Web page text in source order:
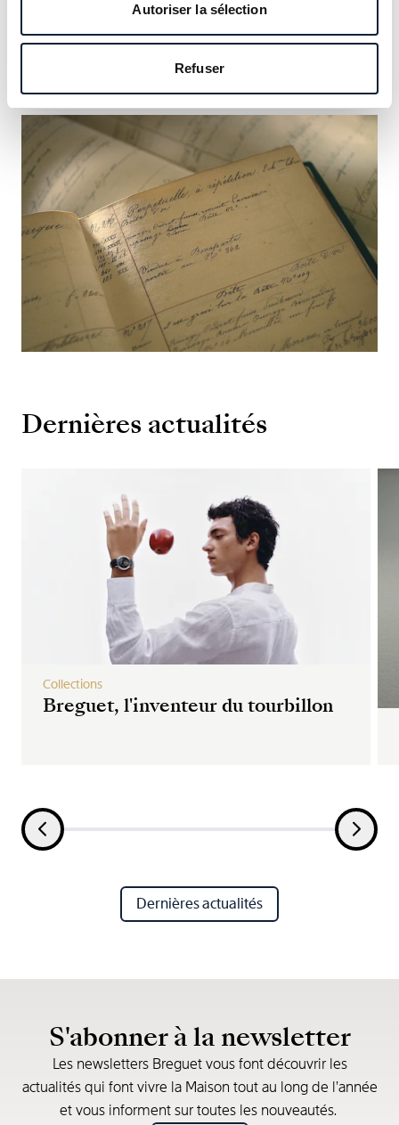
Autoriser la sélection
Refuser
notre héritage et saisissez l’occasion d’y inscrire le vôtre.
Dernières actualités
Breguet, l'inventeur du tourbillon
Collections
Dernières actualités
S'abonner à la newsletter
Les newsletters Breguet vous font découvrir les
actualités qui font vivre la Maison tout au long de l’année
et vous informent sur toutes les nouveautés.